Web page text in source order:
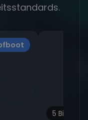
5 Bilder